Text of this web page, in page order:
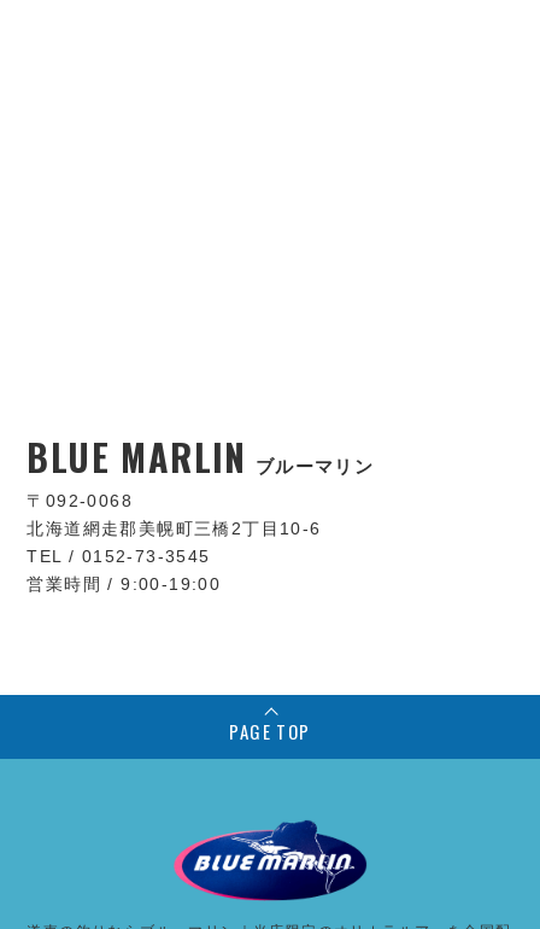
BLUE MARLIN ブルーマリン
〒092-0068
北海道網走郡美幌町三橋2丁目10-6
TEL / 0152-73-3545
営業時間 / 9:00-19:00
PAGE TOP